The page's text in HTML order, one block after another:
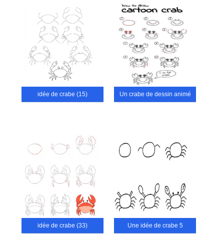
idée de crabe (15) Un crabe de dessin animé
idée de crabe (33) Une idée de crabe 5